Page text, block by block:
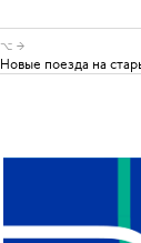
⌥ →
Новые поезда на